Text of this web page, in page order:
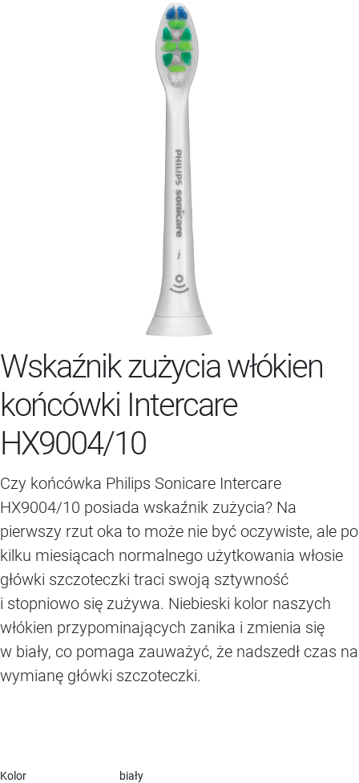
Wskaźnik zużycia włókien
końcówki Intercare
HX9004/10
Czy końcówka Philips Sonicare Intercare
HX9004/10 posiada wskaźnik zużycia? Na
pierwszy rzut oka to może nie być oczywiste, ale po
kilku miesiącach normalnego użytkowania włosie
główki szczoteczki traci swoją sztywność
i stopniowo się zużywa. Niebieski kolor naszych
włókien przypominających zanika i zmienia się
w biały, co pomaga zauważyć, że nadszedł czas na
wymianę główki szczoteczki.
Kolor biały